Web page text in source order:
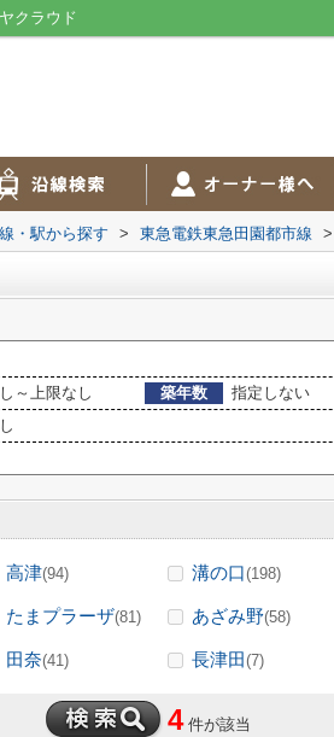
クラウド
・駅から探す > 東急電鉄東急田園都市線 >
～上限なし 築年数
指定しない
高津(94) 溝の口(198)
たまプラーザ(81) あざみ野(58)
田奈(41) 長津田(7)
4 件が該当